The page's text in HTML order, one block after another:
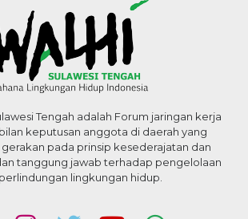
Tengah adalah Forum jaringan kerja
keputusan anggota di daerah yang
pada prinsip kesederajatan dan
tanggung jawab terhadap pengelolaan
lingkungan hidup.